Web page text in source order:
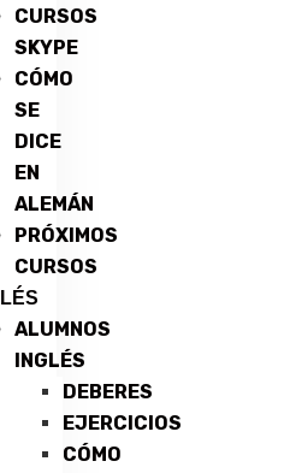
CURSOS
SKYPE
CÓMO
SE
DICE
EN
ALEMÁN
PRÓXIMOS
CURSOS
ALUMNOS
INGLÉS
DEBERES
EJERCICIOS
CÓMO